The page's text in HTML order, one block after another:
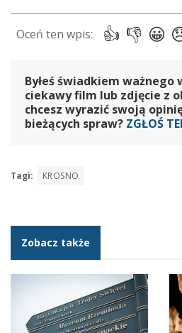
Byłeś świadkiem ważnego
ciekawy film lub zdjęcie z
chcesz wyrazić swoją
bieżących spraw? ZGŁOŚ
Tagi: KROSNO
Zobacz także